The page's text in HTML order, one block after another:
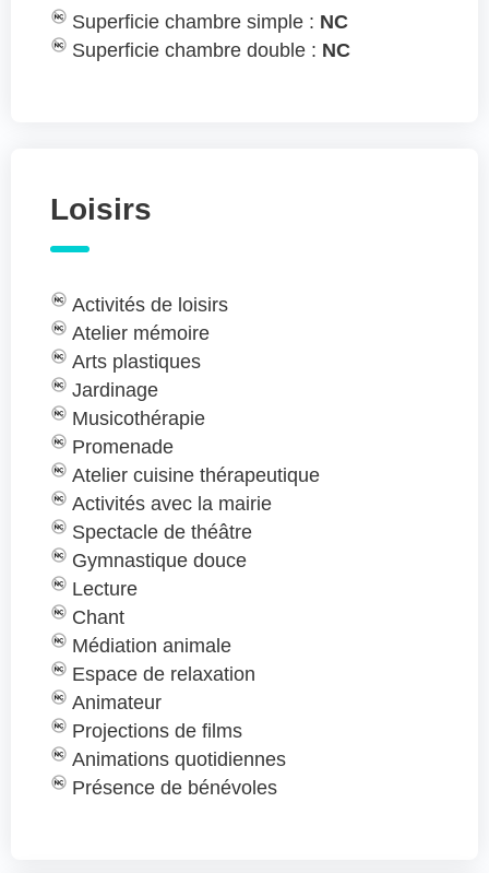
Superficie chambre simple : NC
Superficie chambre double : NC
Loisirs
Activités de loisirs
Atelier mémoire
Arts plastiques
Jardinage
Musicothérapie
Promenade
Atelier cuisine thérapeutique
Activités avec la mairie
Spectacle de théâtre
Gymnastique douce
Lecture
Chant
Médiation animale
Espace de relaxation
Animateur
Projections de films
Animations quotidiennes
Présence de bénévoles